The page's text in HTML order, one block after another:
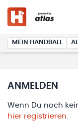
MEIN HANDBALL
ANMELDEN
Wenn Du noch
hier registrieren.